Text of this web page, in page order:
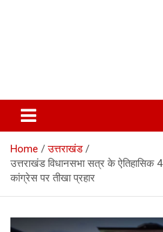
Home
उत्तराखंड
उत्तराखंड विधानसभा सत्र के ऐतिहासिक
कांग्रेस पर तीखा प्रहार